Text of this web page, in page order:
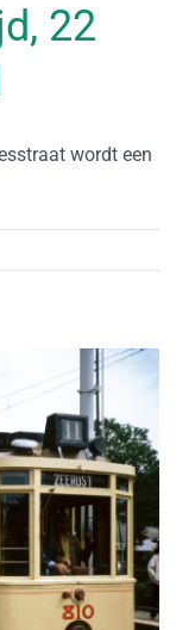
22
wordt een